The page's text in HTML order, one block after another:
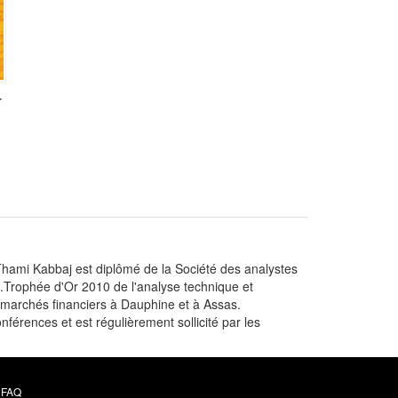
Kabbaj est diplômé de la Société des analystes
d'Or 2010 de l'analyse technique et
financiers à Dauphine et à Assas.
et est régulièrement sollicité par les
FAQ